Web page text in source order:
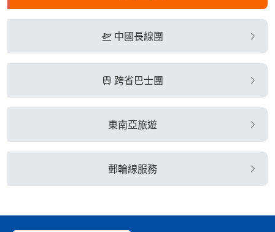
中國長線團
跨省巴士團
東南亞旅遊
郵輪線服務